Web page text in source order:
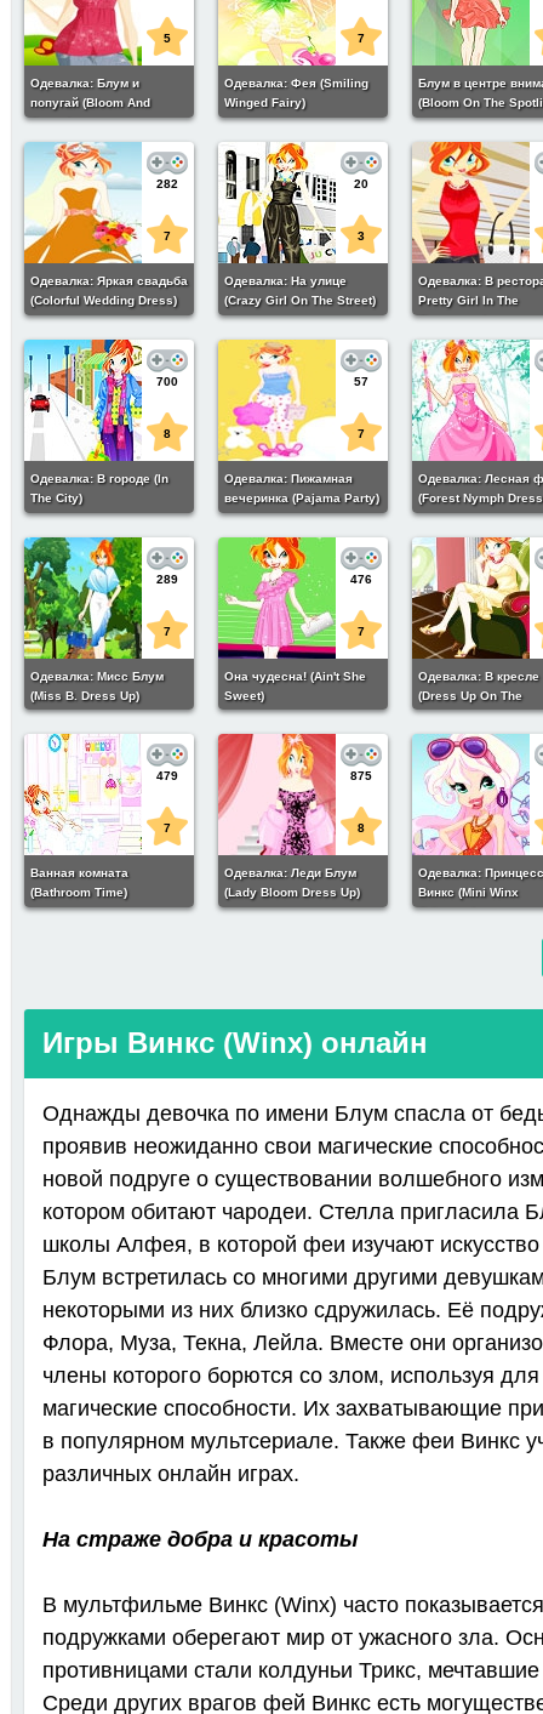
5
Одевалка: Блум и
попугай (Bloom And
Parrot)
7
Одевалка: Фея (Smiling
Winged Fairy)
Блум в центре
(Bloom On The
282
7
Одевалка: Яркая свадьба
(Colorful Wedding Dress)
20
3
Одевалка: На улице
(Crazy Girl On The Street)
Одевалка: В
Pretty Girl In The
Restaurant)
700
8
Одевалка: В городе (In
The City)
57
7
Одевалка: Пижамная
вечеринка (Pajama Party)
Одевалка: Лесная
(Forest Nymph
289
7
Одевалка: Мисс Блум
(Miss B. Dress Up)
476
7
Она чудесна! (Ain't She
Sweet)
Одевалка: В кресле
(Dress Up On The
Comfortable Seat)
479
7
Ванная комната
(Bathroom Time)
875
8
Одевалка: Леди Блум
(Lady Bloom Dress Up)
Одевалка:
Винкс (Mini Winx
Princess)
Игры Винкс (Winx) онлайн
Однажды девочка по имени Блум спасла от
проявив неожиданно свои магические
новой подруге о существовании волшебного
котором обитают чародеи. Стелла пригласила
школы Алфея, в которой феи изучают
Блум встретилась со многими другими
некоторыми из них близко сдружилась. Её
Флора, Муза, Текна, Лейла. Вместе они
члены которого борются со злом, используя
магические способности. Их захватывающие
в популярном мультсериале. Также феи Винкс
различных онлайн играх.
На страже добра и красоты
В мультфильме Винкс (Winx) часто
подружками оберегают мир от ужасного зла.
противницами стали колдуньи Трикс, мечтавшие
Среди других врагов фей Винкс есть